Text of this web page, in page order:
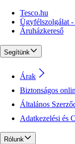
Tesco.hu
Ügyfélszolgálat
Áruházkereső
Segítünk
Árak
Biztonságos
Általános
Adatkezelési és
Rólunk